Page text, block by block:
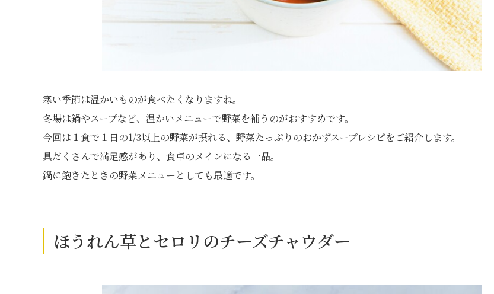
寒い季節は温かいものが食べたくなりますね。
冬場は鍋やスープなど、温かいメニューで野菜を補うのがおすすめです。
今回は１食で１日の1/3以上の野菜が摂れる、野菜たっぷりのおかずスープレシピをご紹介します。
具だくさんで満足感があり、食卓のメインになる一品。
鍋に飽きたときの野菜メニューとしても最適です。
ほうれん草とセロリのチーズチャウダー